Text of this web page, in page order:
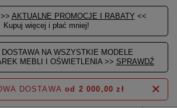
AKTUALNE PROMOCJE I RABATY <<
Kupuj więcej i płać mniej!
DOSTAWA NA WSZYSTKIE MODELE
MEBLI I OŚWIETLENIA >> SPRAWDŹ
DOSTAWA od 2 000,00 zł